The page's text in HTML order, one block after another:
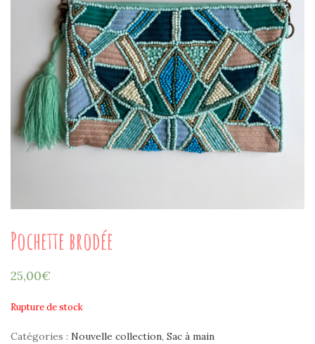
Pochette brodée
25,00€
Rupture de stock
Catégories : Nouvelle collection, Sac à main